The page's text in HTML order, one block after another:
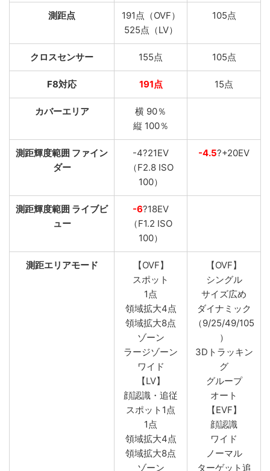
測距点
191点（OVF）
525点（LV）
105点
クロスセンサー 155点 105点
F8対応 191点 15点
カバーエリア
横 90％
縦 100％
測距輝度範囲 ファイン
ダー
-4?21EV
（F2.8 ISO
100）
-4.5?+20EV
測距輝度範囲 ライブビ
ュー
-6?18EV
（F1.2 ISO
100）
測距エリアモード
【OVF】
スポット
1点
領域拡大4点
領域拡大8点
ゾーン
ラージゾーン
ワイド
【LV】
顔認識・追従
スポット1点
1点
領域拡大4点
領域拡大8点
ゾーン
【OVF】
シングル
サイズ広め
ダイナミック
（9/25/49/105
）
3Dトラッキン
グ
グループ
オート
【EVF】
顔認識
ワイド
ノーマル
ターゲット追